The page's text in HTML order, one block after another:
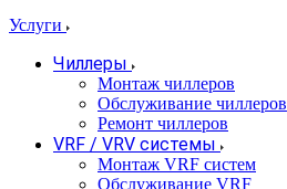
Услуги
Чиллеры
Монтаж чиллеров
Обслуживание чиллеров
Ремонт чиллеров
VRF / VRV системы
Монтаж VRF систем
Обслуживание VRF